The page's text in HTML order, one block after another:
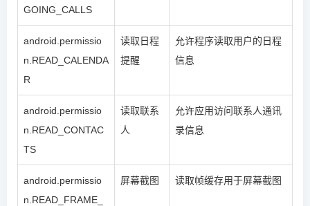
GOING_CALLS
android.permissio
n.READ_CALENDA
R
读取日程
提醒
允许程序读取用户的日程
信息
android.permissio
n.READ_CONTAC
TS
读取联系
人
允许应用访问联系人通讯
录信息
android.permissio
n.READ_FRAME_
屏幕截图 读取帧缓存用于屏幕截图